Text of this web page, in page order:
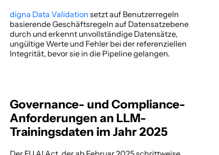
digna Data Validation setzt auf Benutzerregeln
basierende Geschäftsregeln auf Datensatzebene
durch und erkennt unvollständige Datensätze,
ungültige Werte und Fehler bei der referenziellen
Integrität, bevor sie in die Pipeline gelangen.
Governance- und Compliance-
Anforderungen an LLM-
Trainingsdaten im Jahr 2025